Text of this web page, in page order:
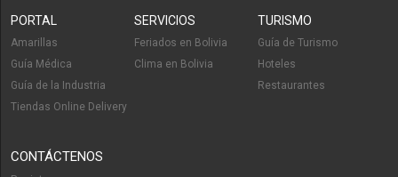
PORTAL
Amarillas
Guía Médica
Guía de la Industria
Tiendas Online Delivery
SERVICIOS
Feriados en Bolivia
Clima en Bolivia
TURISMO
Guía de Turismo
Hoteles
Restaurantes
CONTÁCTENOS